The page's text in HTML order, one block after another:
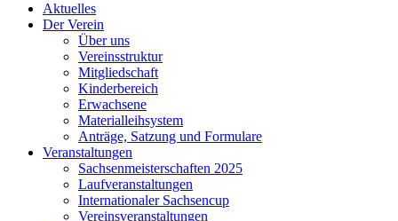
Aktuelles
Der Verein
Über uns
Vereinsstruktur
Mitgliedschaft
Kinderbereich
Erwachsene
Materialleihsystem
Anträge, Satzung und Formulare
Veranstaltungen
Sachsenmeisterschaften 2025
Laufveranstaltungen
Internationaler Sachsencup
Vereinsveranstaltungen